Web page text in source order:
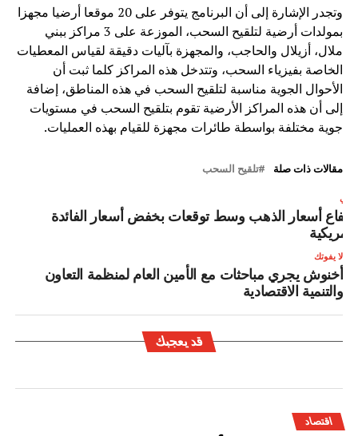
وتجدر الإشارة إلى أن البرنامج يتوفر على 20 موقعا أرضيا مجهزا
بمولدات أرضية لتلقيح السحب، الموزعة على 3 مراكز ببني
ملال، أزيلال والحاجب، والمجهزة بآليات دقيقة لقياس المعطيات
الخاصة بفيزياء السحب، وتتدخل هذه المراكز كلما ثبت أن
الأحوال الجوية مناسبة لتلقيح السحب في هذه المناطق، إضافة
إلى أن هذه المراكز الأرضية تقوم بتلقيح السحب في مستويات
جوية مختلفة بواسطة طائرات مجهزة للقيام بهذه العمليات.
مقالات ذات صلة تلقيح السحب
أسعار الذهب وسط توقعات بخفض أسعار الفائدة
لا يفوتك
أخنوش يجري مباحثات مع الأمين العام لمنظمة التعاون
والتنمية الاقتصادية
قد يعجبك
اقتصاد